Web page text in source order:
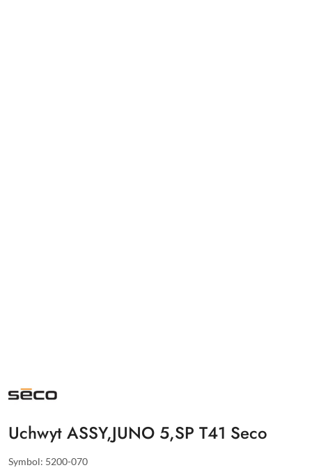
NAZWA
PRODUCENTA:
Uchwyt ASSY,JUNO 5,SP T41 Seco
Symbol: 5200-070